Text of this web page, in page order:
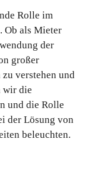
Rolle im
Ob als Mieter
der
großer
verstehen und
wir die
und die Rolle
der Lösung von
beleuchten.